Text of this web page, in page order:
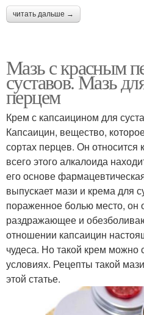
читать дальше →
Мазь с красным
суставов. Мазь
перцем
Крем с капсаицином для
Капсаицин, вещество,
сортах перцев. Он
всего этого алкалоида
его основе
выпускает мази и крема для
пораженное болью место, он
раздражающее и
отношении капсаицин
чудеса. Но такой крем
условиях. Рецепты такой
этой статье.